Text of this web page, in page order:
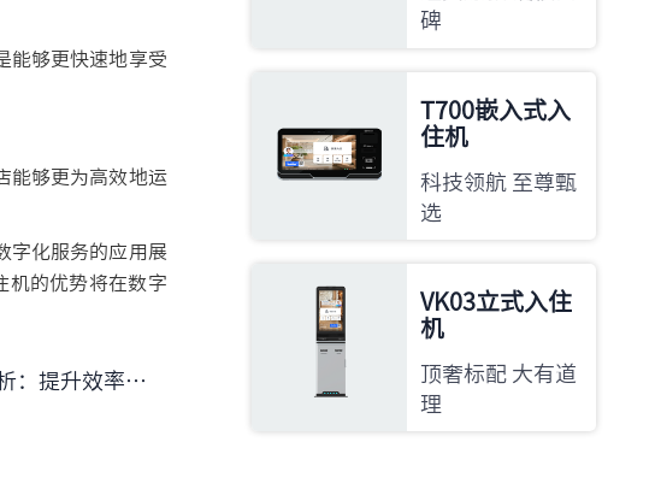
能够更快速地享受
能够更为高效地运
字化服务的应用展
机的优势将在数字
率、便捷体验
碑
T700嵌入式入
住机
科技领航 至尊甄
选
VK03立式入住
机
顶奢标配 大有道
理